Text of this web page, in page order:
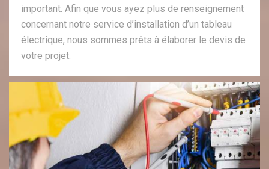
important. Afin que vous ayez plus de renseignement
concernant notre service d’installation d’un tableau
électrique, nous sommes prêts à élaborer le devis de
votre projet.